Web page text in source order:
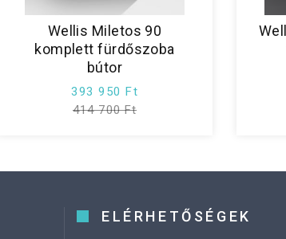
Wellis Miletos 90
komplett fürdőszoba
bútor
393 950 Ft
414 700 Ft
ELÉRHETŐSÉGEK